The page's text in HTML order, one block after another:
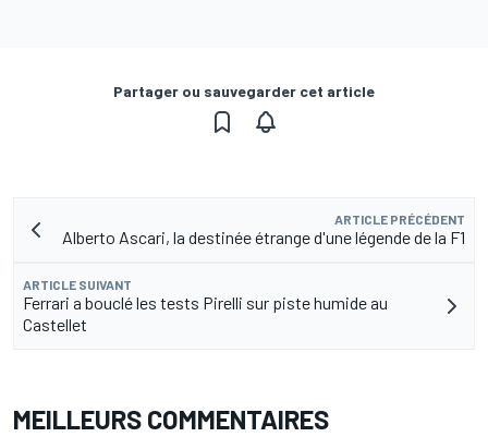
Partager ou sauvegarder cet article
ARTICLE PRÉCÉDENT
Alberto Ascari, la destinée étrange d'une légende de la F1
ARTICLE SUIVANT
Ferrari a bouclé les tests Pirelli sur piste humide au
Castellet
MEILLEURS COMMENTAIRES